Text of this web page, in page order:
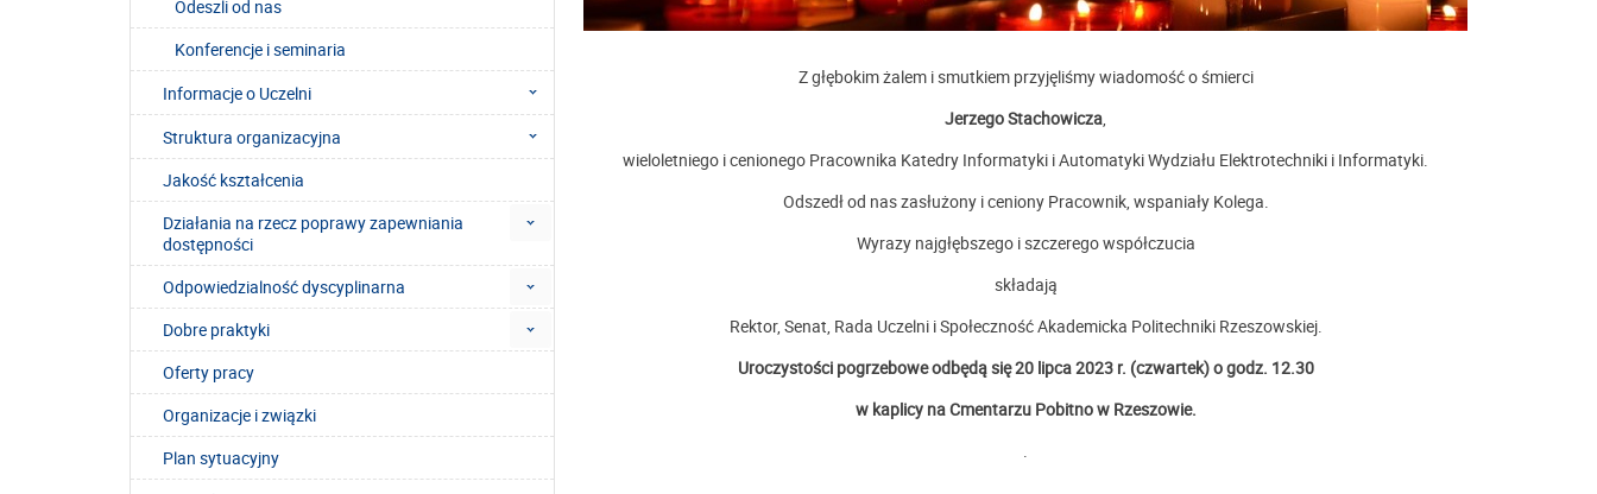
Z głębokim żalem i smutkiem przyjęliśmy wiadomość o śmierci
Jerzego Stachowicza,
wieloletniego i cenionego Pracownika Katedry Informatyki i Automatyki Wydziału Elektrotechniki i Informatyki.
Odszedł od nas zasłużony i ceniony Pracownik, wspaniały Kolega.
Wyrazy najgłębszego i szczerego współczucia
składają
Rektor, Senat, Rada Uczelni i Społeczność Akademicka Politechniki Rzeszowskiej.
Uroczystości pogrzebowe odbędą się 20 lipca 2023 r. (czwartek) o godz. 12.30
w kaplicy na Cmentarzu Pobitno w Rzeszowie.
.
Odeszli od nas
Konferencje i seminaria
Informacje o Uczelni
Struktura organizacyjna
Jakość kształcenia
Działania na rzecz poprawy zapewniania
dostępności
Odpowiedzialność dyscyplinarna
Dobre praktyki
Oferty pracy
Organizacje i związki
Plan sytuacyjny